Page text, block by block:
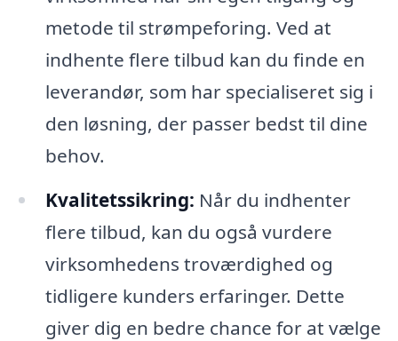
metode til strømpeforing. Ved at
indhente flere tilbud kan du finde en
leverandør, som har specialiseret sig i
den løsning, der passer bedst til dine
behov.
Kvalitetssikring: Når du indhenter
flere tilbud, kan du også vurdere
virksomhedens troværdighed og
tidligere kunders erfaringer. Dette
giver dig en bedre chance for at vælge